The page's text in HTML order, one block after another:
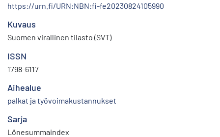
https://urn.fi/URN:NBN:fi-fe20230824105990
Kuvaus
Suomen virallinen tilasto (SVT)
ISSN
1798-6117
Aihealue
palkat ja työvoimakustannukset
Sarja
Lönesummaindex